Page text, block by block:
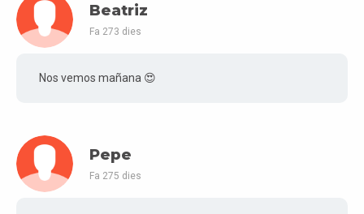
Beatriz
Fa 273 dies
Nos vemos mañana 😍
Pepe
Fa 275 dies